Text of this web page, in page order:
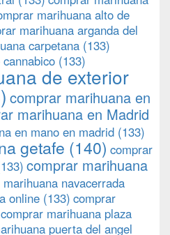
marihuana alto de
marihuana arganda del
carpetana (133)
(133)
de exterior
comprar marihuana en
marihuana en Madrid
en mano en madrid (133)
getafe (140) comprar
comprar marihuana
navacerrada
online (133) comprar
comprar marihuana plaza
puerta del angel